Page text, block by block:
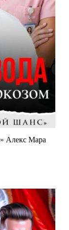
Алекс Мара